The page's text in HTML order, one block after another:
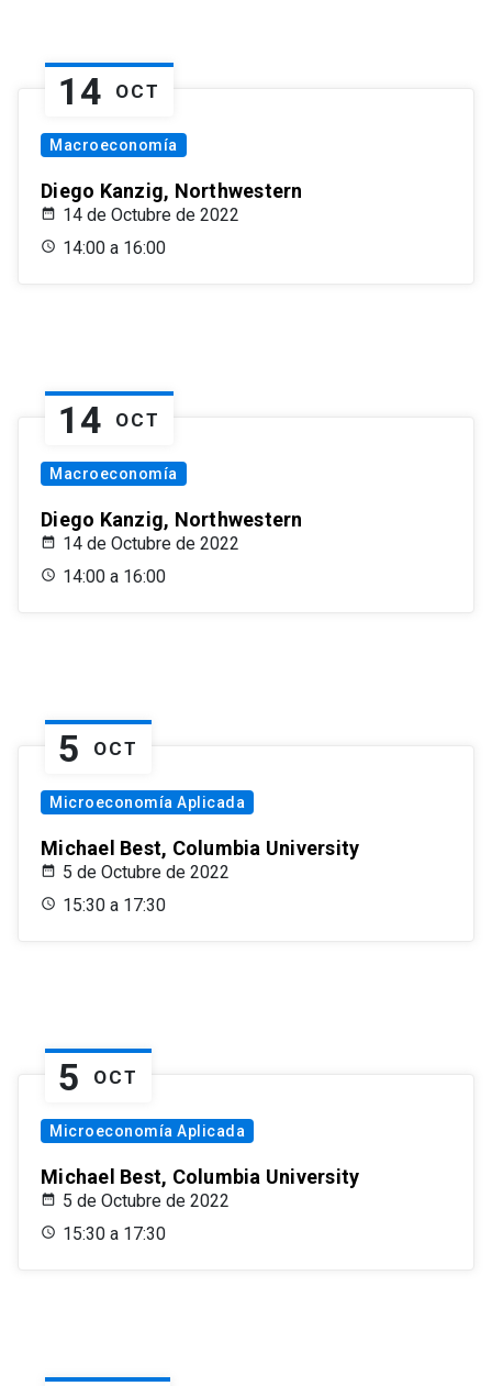
14 OCT
Macroeconomía
Diego Kanzig, Northwestern
14 de Octubre de 2022
14:00 a 16:00
14 OCT
Macroeconomía
Diego Kanzig, Northwestern
14 de Octubre de 2022
14:00 a 16:00
5 OCT
Microeconomía Aplicada
Michael Best, Columbia University
5 de Octubre de 2022
15:30 a 17:30
5 OCT
Microeconomía Aplicada
Michael Best, Columbia University
5 de Octubre de 2022
15:30 a 17:30